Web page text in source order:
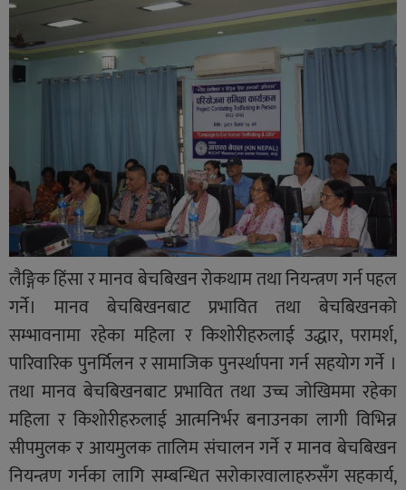
लैङ्गिक हिंसा र मानव बेचबिखन रोकथाम तथा नियन्त्रण गर्न पहल
गर्ने। मानव बेचबिखनबाट प्रभावित तथा बेचबिखनको
सम्भावनामा रहेका महिला र किशोरीहरुलाई उद्धार, परामर्श,
पारिवारिक पुनर्मिलन र सामाजिक पुनर्स्थापना गर्न सहयोग गर्ने ।
तथा मानव बेचबिखनबाट प्रभावित तथा उच्च जोखिममा रहेका
महिला र किशोरीहरुलाई आत्मनिर्भर बनाउनका लागी विभिन्न
सीपमुलक र आयमुलक तालिम संचालन गर्ने र मानव बेचबिखन
नियन्त्रण गर्नका लागि सम्बन्धित सरोकारवालाहरुसँग सहकार्य,